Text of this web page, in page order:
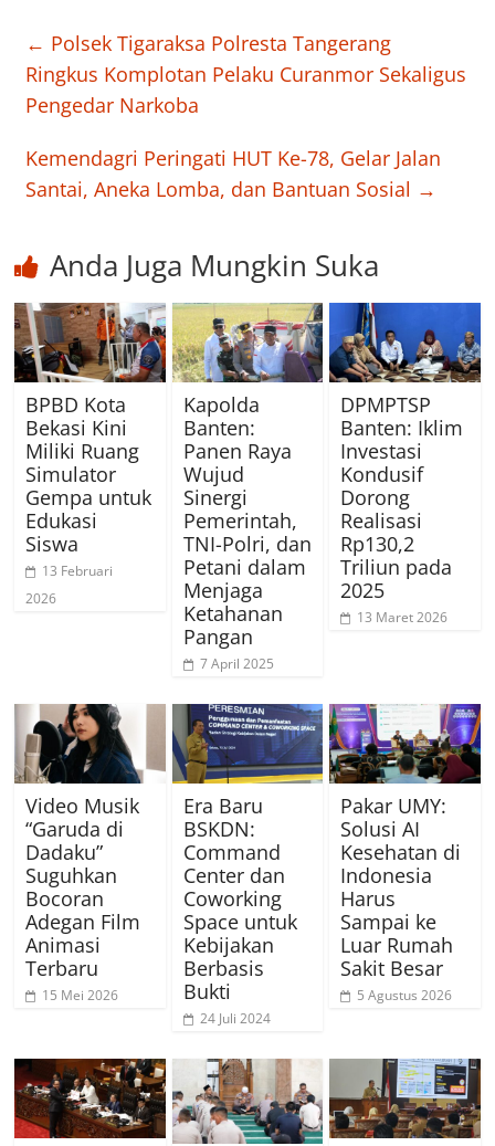
← Polsek Tigaraksa Polresta Tangerang
Ringkus Komplotan Pelaku Curanmor Sekaligus
Pengedar Narkoba
Kemendagri Peringati HUT Ke-78, Gelar Jalan
Santai, Aneka Lomba, dan Bantuan Sosial →
Anda Juga Mungkin Suka
BPBD Kota
Bekasi Kini
Miliki Ruang
Simulator
Gempa untuk
Edukasi
Siswa
13 Februari
2026
Kapolda
Banten:
Panen Raya
Wujud
Sinergi
Pemerintah,
TNI-Polri, dan
Petani dalam
Menjaga
Ketahanan
Pangan
7 April 2025
DPMPTSP
Banten: Iklim
Investasi
Kondusif
Dorong
Realisasi
Rp130,2
Triliun pada
2025
13 Maret 2026
Video Musik
“Garuda di
Dadaku”
Suguhkan
Bocoran
Adegan Film
Animasi
Terbaru
15 Mei 2026
Era Baru
BSKDN:
Command
Center dan
Coworking
Space untuk
Kebijakan
Berbasis
Bukti
24 Juli 2024
Pakar UMY:
Solusi AI
Kesehatan di
Indonesia
Harus
Sampai ke
Luar Rumah
Sakit Besar
5 Agustus 2026